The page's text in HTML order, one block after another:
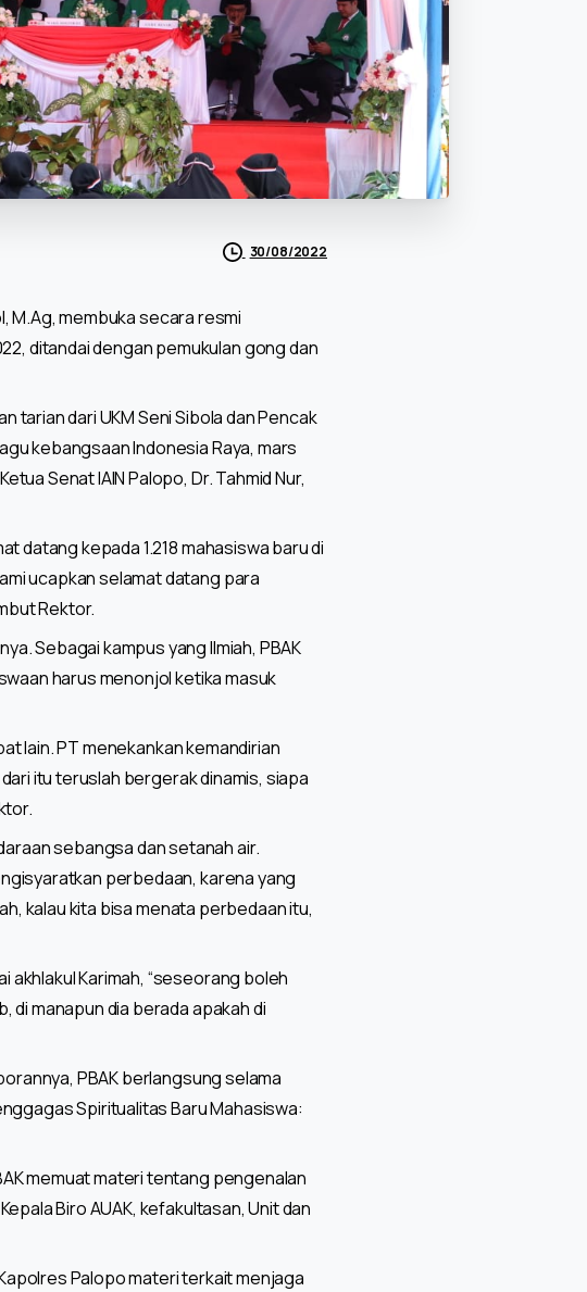
30/08/2022
M.Ag, membuka secara resmi
ditandai dengan pemukulan gong dan
tarian dari UKM Seni Sibola dan Pencak
kebangsaan Indonesia Raya, mars
Senat IAIN Palopo, Dr. Tahmid Nur,
datang kepada 1.218 mahasiswa baru di
ucapkan selamat datang para
Rektor.
Sebagai kampus yang Ilmiah, PBAK
harus menonjol ketika masuk
lain. PT menekankan kemandirian
itu teruslah bergerak dinamis, siapa
sebangsa dan setanah air.
perbedaan, karena yang
kalau kita bisa menata perbedaan itu,
akhlakul Karimah, “seseorang boleh
manapun dia berada apakah di
PBAK berlangsung selama
Spiritualitas Baru Mahasiswa:
memuat materi tentang pengenalan
Biro AUAK, kefakultasan, Unit dan
Palopo materi terkait menjaga